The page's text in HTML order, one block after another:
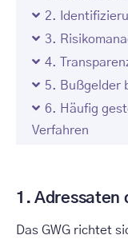
2.
3.
4.
5. Bußgelder
6. Häufig
Verfahren
1. Adressaten
Das GWG richtet